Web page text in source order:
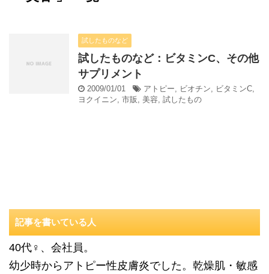
試したものなど
試したものなど：ビタミンC、その他
サプリメント
2009/01/01 アトピー, ビオチン, ビタミンC,
ヨクイニン, 市販 , 美容, 試したもの
記事を書いている人
40代♀、会社員。
幼少時からアトピー性皮膚炎でした。乾燥肌・敏感